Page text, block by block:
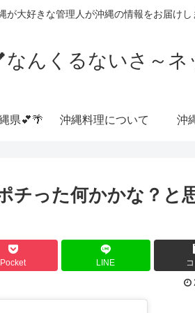
が大好きな管理人が沖縄の情報をお届けし
なんくるないさ～ネ
県💕🌴 沖縄料理について 沖
チった何かかな？と
Pocket LINE